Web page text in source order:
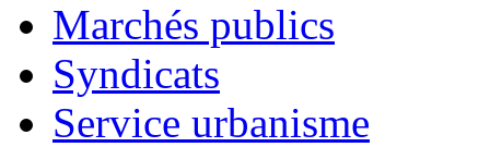
Marchés publics
Syndicats
Service urbanisme